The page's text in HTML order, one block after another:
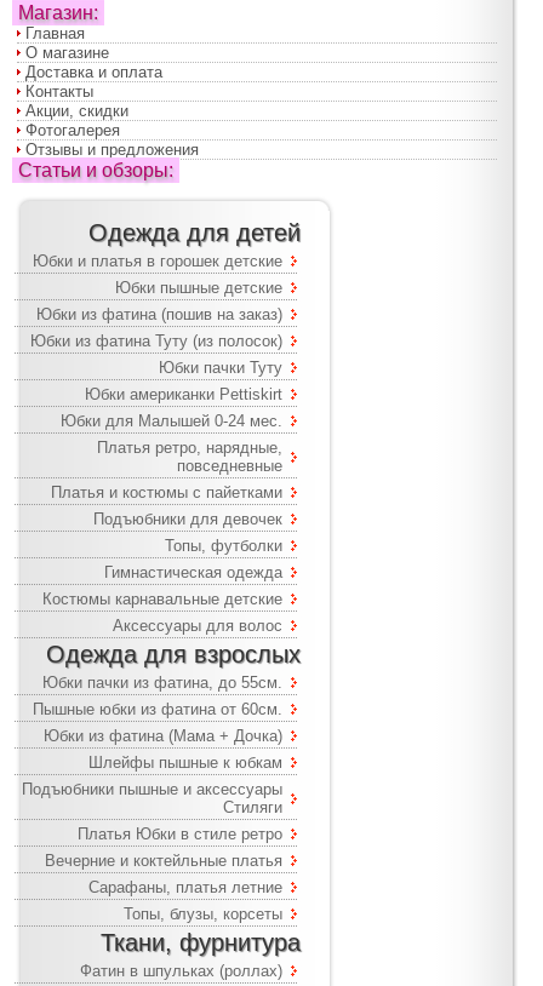
Магазин:
Главная
О магазине
Доставка и оплата
Контакты
Акции, скидки
Фотогалерея
Отзывы и предложения
Статьи и обзоры:
Одежда для детей
Юбки и платья в горошек детские
Юбки пышные детские
Юбки из фатина (пошив на заказ)
Юбки из фатина Туту (из полосок)
Юбки пачки Туту
Юбки американки Pettiskirt
Юбки для Малышей 0-24 мес.
Платья ретро, нарядные,
повседневные
Платья и костюмы с пайетками
Подъюбники для девочек
Топы, футболки
Гимнастическая одежда
Костюмы карнавальные детские
Аксессуары для волос
Одежда для взрослых
Юбки пачки из фатина, до 55см.
Пышные юбки из фатина от 60см.
Юбки из фатина (Мама + Дочка)
Шлейфы пышные к юбкам
Подъюбники пышные и аксессуары
Стиляги
Платья Юбки в стиле ретро
Вечерние и коктейльные платья
Сарафаны, платья летние
Топы, блузы, корсеты
Ткани, фурнитура
Фатин в шпульках (роллах)